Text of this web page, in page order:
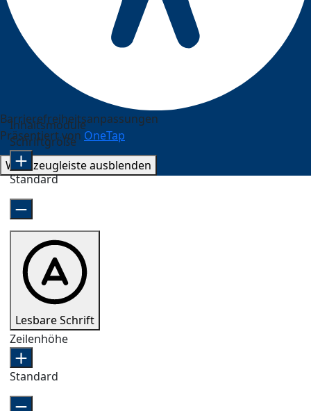
Barrierefreiheitsanpassungen
Präsentiert von OneTap
Werkzeugleiste ausblenden
Inhaltsmodule
Schriftgröße
Standard
Lesbare Schrift
Zeilenhöhe
Standard